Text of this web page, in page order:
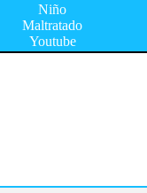
Niño
Maltratado
Youtube